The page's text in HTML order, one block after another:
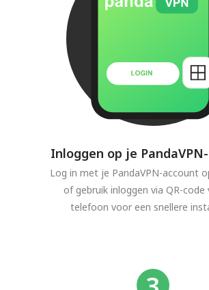
Inloggen op je
Log in met je PandaVPN-account
of gebruik inloggen via QR-code
telefoon voor een snellere